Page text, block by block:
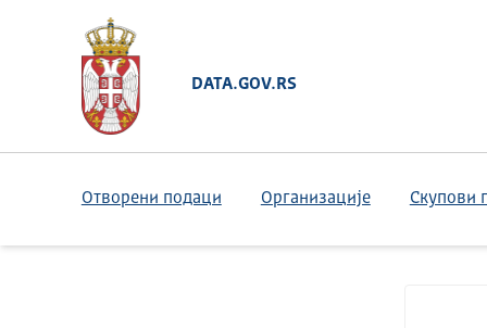
DATA.GOV.RS
Отворени подаци Организације Скупови